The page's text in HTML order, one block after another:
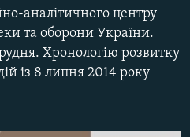
аналітичного центру
та оборони України.
Хронологію розвитку
із 8 липня 2014 року